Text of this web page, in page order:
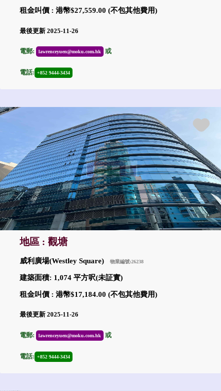
租金叫價 : 港幣$27,559.00 (不包其他費用)
最後更新 2025-11-26
電郵: lawrenceyuen@moku.com.hk 或
電話: +852 9444-3434
地區 : 觀塘
威利廣場(Westley Square) 物業編號:26238
建築面積: 1,074 平方呎(未証實)
租金叫價 : 港幣$17,184.00 (不包其他費用)
最後更新 2025-11-26
電郵: lawrenceyuen@moku.com.hk 或
電話: +852 9444-3434